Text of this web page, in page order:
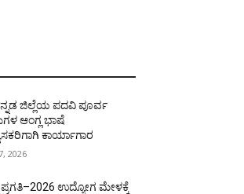
ಜಿಲ್ಲೆಯ ಪದವಿ ಪೂರ್ವ
ಆಂಗ್ಲ ಭಾಷೆ
ಕಾರ್ಯಾಗಾರ
2026
ಪ್ರಗತಿ–2026 ಉದ್ಯೋಗ ಮೇಳಕ್ಕೆ